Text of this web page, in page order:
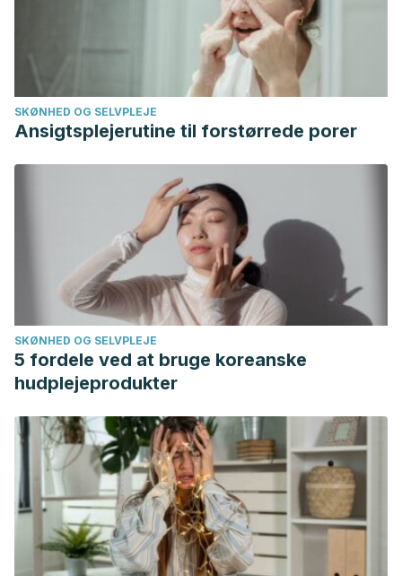
07642005000500004&lng=en&nrm=iso&tlng=en
(2011). Antimicrobial activity of
essential oil of Salvia officinalis L. collected in Syria.
Journal of Biotechnology
,10
(42), 8397-8402.
https://www.ajol.info/index.php/ajb/article/view/95425
Rao, Y. M., & Sujatha, P.
(2008). Formulation and
evaluation of commonly used natural hair colorants.
http://nopr.niscair.res.in/handle/123456789/5644
SKØNHED OG SELVPLEJE
Ansigtsplejerutine til forstørrede porer
SKØNHED OG SELVPLEJE
5 fordele ved at bruge koreanske
hudplejeprodukter